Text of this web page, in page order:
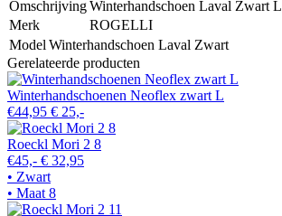
OmschrijvingWinterhandschoen Laval Zwart L
Merk
ROGELLI
Model Winterhandschoen Laval Zwart
Gerelateerde producten
Winterhandschoenen Neoflex zwart L
€44,95 € 25,-
Roeckl Mori 2 8
€45,- € 32,95
• Zwart
• Maat 8